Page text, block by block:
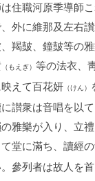
は住職河原季導師
、外に維那及左右
羯皷、鐘皷等の
（もえぎ） 等の法衣、
映えて百花妍 （けん）
讃衆は音唱を以
雅樂が入り、立
て堂に滿ち、讀經
。參列者は故人を首